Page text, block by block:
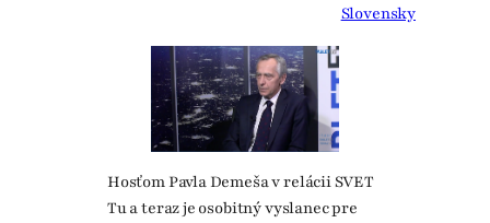
Slovensky
Hosťom Pavla Demeša v relácii SVET
Tu a teraz je osobitný vyslanec pre